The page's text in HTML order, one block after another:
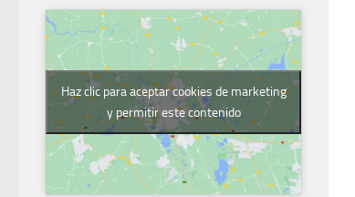
Haz clic para aceptar cookies de marketing
y permitir este contenido